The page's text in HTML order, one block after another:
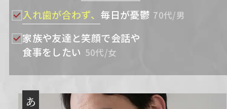
入れ歯が合わず、 毎日が憂鬱 70代/男
家族や友達と笑顔で会話や
食事をしたい 50代/女